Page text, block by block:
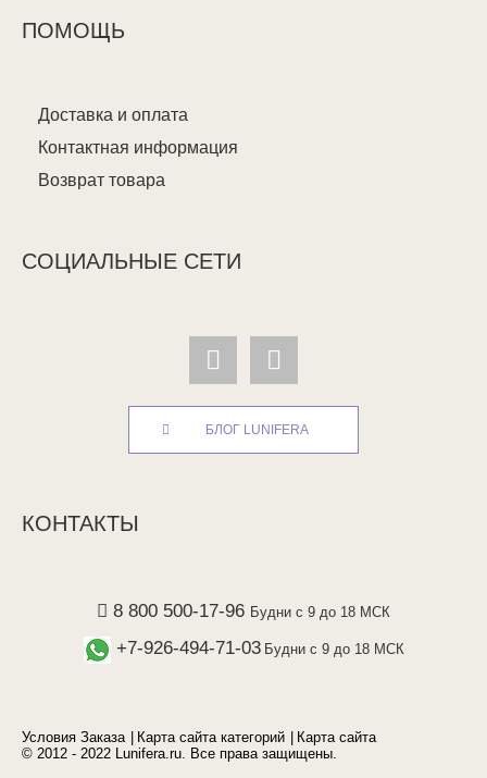
ПОМОЩЬ
Доставка и оплата
Контактная информация
Возврат товара
СОЦИАЛЬНЫЕ СЕТИ
БЛОГ LUNIFERA
КОНТАКТЫ
8 800 500-17-96 Будни с 9 до 18 МСК
+7-926-494-71-03 Будни с 9 до 18 МСК
Условия Заказа Карта сайта категорий
Карта сайта
© 2012 - 2022 Lunifera.ru. Все права защищены.